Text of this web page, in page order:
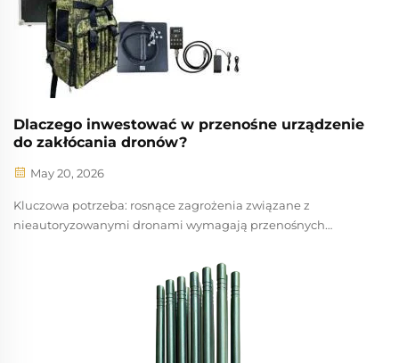
Dlaczego inwestować w przenośne urządzenie
do zakłócania dronów?
May 20, 2026
Kluczowa potrzeba: rosnące zagrożenia związane z
nieautoryzowanymi dronami wymagają przenośnych
dynamicznych, wysokiego ryzyka obiektach. Liczba
nieautoryzowanych lotów dronów wzrosła w 2024 r. o ponad
30% w miejscach krytycznych – w tym na lotniskach, w
zakładach karnych i w elektrowniach...